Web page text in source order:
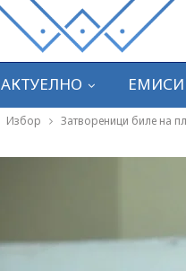
АКТУЕЛНО
Избор Затвореници биле на